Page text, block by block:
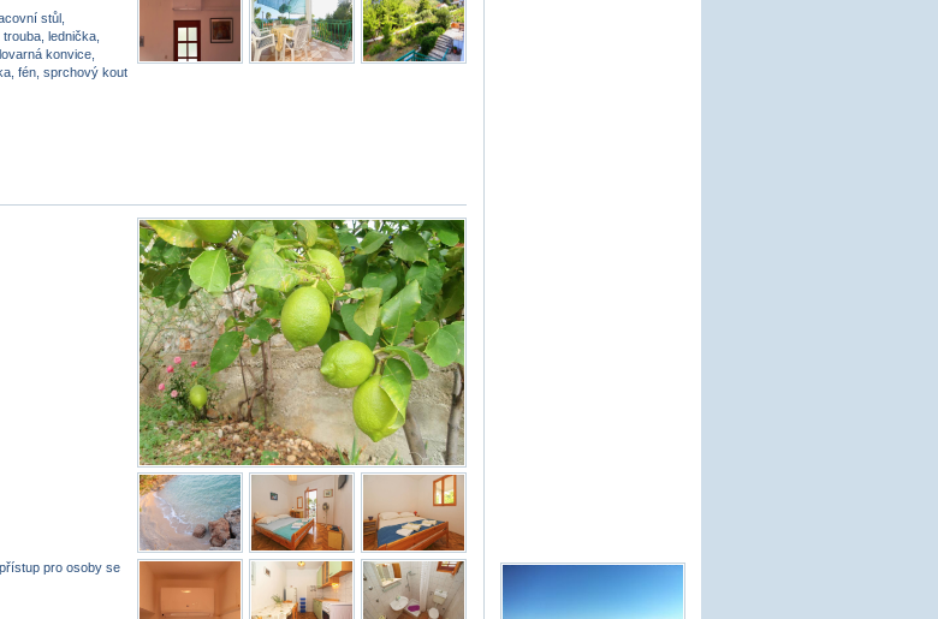
stůl,
lednička,
konvice,
fén, sprchový kout
pro osoby se